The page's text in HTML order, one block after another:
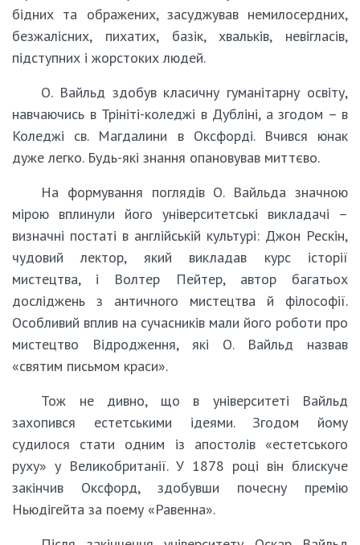
бідних та ображених, засуджував немилосердних,
безжалісних, пихатих, базік, хвальків, невігласів,
підступних і жорстоких людей.
О. Вайльд здобув класичну гуманітарну освіту,
навчаючись в Трініті-коледжі в Дубліні, а згодом – в
Коледжі св. Магдалини в Оксфорді. Вчився юнак
дуже легко. Будь-які знання опановував миттєво.
На формування поглядів О. Вайльда значною
мірою вплинули його університетські викладачі –
визначні постаті в англійській культурі: Джон Рескін,
чудовий лектор, який викладав курс історії
мистецтва, і Волтер Пейтер, автор багатьох
досліджень з античного мистецтва й філософії.
Особливий вплив на сучасників мали його роботи про
мистецтво Відродження, які О. Вайльд назвав
«святим письмом краси».
Тож не дивно, що в університеті Вайльд
захопився естетськими ідеями. Згодом йому
судилося стати одним із апостолів «естетського
руху» у Великобританії. У 1878 році він блискуче
закінчив Оксфорд, здобувши почесну премію
Ньюдігейта за поему «Равенна».